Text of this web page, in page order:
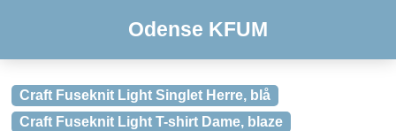
Odense KFUM
Craft Fuseknit Light Singlet Herre, blå
Craft Fuseknit Light T-shirt Dame, blaze